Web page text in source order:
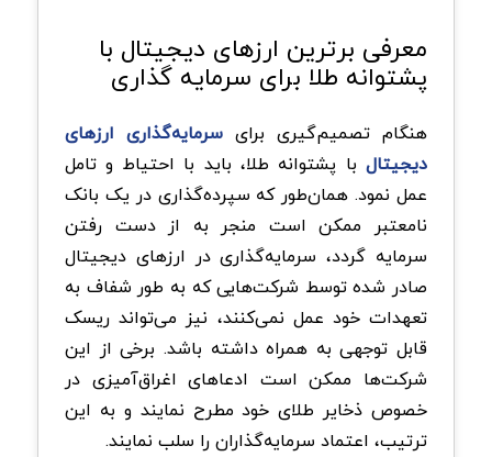
معرفی برترین ارزهای دیجیتال با
پشتوانه طلا برای سرمایه گذاری
هنگام تصمیم‌گیری برای سرمایه‌گذاری ارزهای
دیجیتال با پشتوانه طلا، باید با احتیاط و تامل
عمل نمود. همان‌طور که سپرده‌گذاری در یک بانک
نامعتبر ممکن است منجر به از دست رفتن
سرمایه گردد، سرمایه‌گذاری در ارزهای دیجیتال
صادر شده توسط شرکت‌هایی که به طور شفاف به
تعهدات خود عمل نمی‌کنند، نیز می‌تواند ریسک
قابل توجهی به همراه داشته باشد. برخی از این
شرکت‌ها ممکن است ادعاهای اغراق‌آمیزی در
خصوص ذخایر طلای خود مطرح نمایند و به این
ترتیب، اعتماد سرمایه‌گذاران را سلب نمایند.